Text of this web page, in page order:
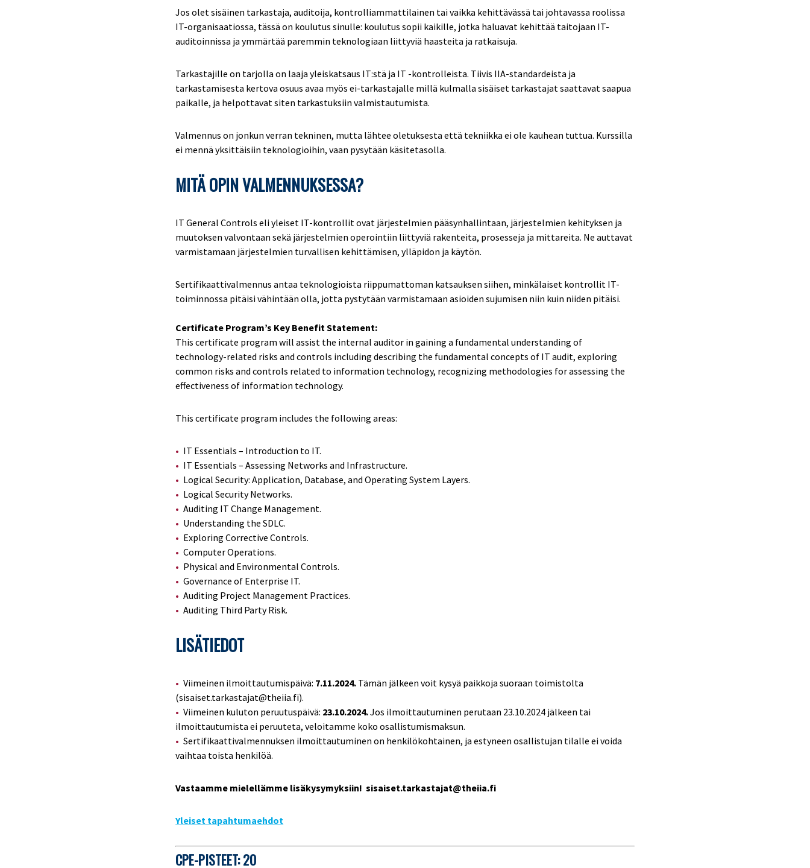
Jos olet sisäinen tarkastaja, auditoija, kontrolliammattilainen tai vaikka kehittävässä tai johtavassa roolissa
IT-organisaatiossa, tässä on koulutus sinulle: koulutus sopii kaikille, jotka haluavat kehittää taitojaan IT-
auditoinnissa ja ymmärtää paremmin teknologiaan liittyviä haasteita ja ratkaisuja.
Tarkastajille on tarjolla on laaja yleiskatsaus IT:stä ja IT -kontrolleista. Tiivis IIA-standardeista ja
tarkastamisesta kertova osuus avaa myös ei-tarkastajalle millä kulmalla sisäiset tarkastajat saattavat saapua
paikalle, ja helpottavat siten tarkastuksiin valmistautumista.
Valmennus on jonkun verran tekninen, mutta lähtee oletuksesta että tekniikka ei ole kauhean tuttua. Kurssilla
ei mennä yksittäisiin teknologioihin, vaan pysytään käsitetasolla.
MITÄ OPIN VALMENNUKSESSA?
IT General Controls eli yleiset IT-kontrollit ovat järjestelmien pääsynhallintaan, järjestelmien kehityksen ja
muutoksen valvontaan sekä järjestelmien operointiin liittyviä rakenteita, prosesseja ja mittareita. Ne auttavat
varmistamaan järjestelmien turvallisen kehittämisen, ylläpidon ja käytön.
Sertifikaattivalmennus antaa teknologioista riippumattoman katsauksen siihen, minkälaiset kontrollit IT-
toiminnossa pitäisi vähintään olla, jotta pystytään varmistamaan asioiden sujumisen niin kuin niiden pitäisi.
Certificate Program’s Key Benefit Statement:
This certificate program will assist the internal auditor in gaining a fundamental understanding of
technology-related risks and controls including describing the fundamental concepts of IT audit, exploring
common risks and controls related to information technology, recognizing methodologies for assessing the
effectiveness of information technology.
This certificate program includes the following areas:
IT Essentials – Introduction to IT.
IT Essentials – Assessing Networks and Infrastructure.
Logical Security: Application, Database, and Operating System Layers.
Logical Security Networks.
Auditing IT Change Management.
Understanding the SDLC.
Exploring Corrective Controls.
Computer Operations.
Physical and Environmental Controls.
Governance of Enterprise IT.
Auditing Project Management Practices.
Auditing Third Party Risk.
LISÄTIEDOT
Viimeinen ilmoittautumispäivä: 7.11.2024. Tämän jälkeen voit kysyä paikkoja suoraan toimistolta
(sisaiset.tarkastajat@theiia.fi).
Viimeinen kuluton peruutuspäivä: 23.10.2024.Jos ilmoittautuminen perutaan 23.10.2024 jälkeen tai
ilmoittautumista ei peruuteta, veloitamme koko osallistumismaksun.
Sertifikaattivalmennuksen ilmoittautuminen on henkilökohtainen, ja estyneen osallistujan tilalle ei voida
vaihtaa toista henkilöä.
Vastaamme mielellämme lisäkysymyksiin! sisaiset.tarkastajat@theiia.fi
Yleiset tapahtumaehdot
CPE-PISTEET: 20